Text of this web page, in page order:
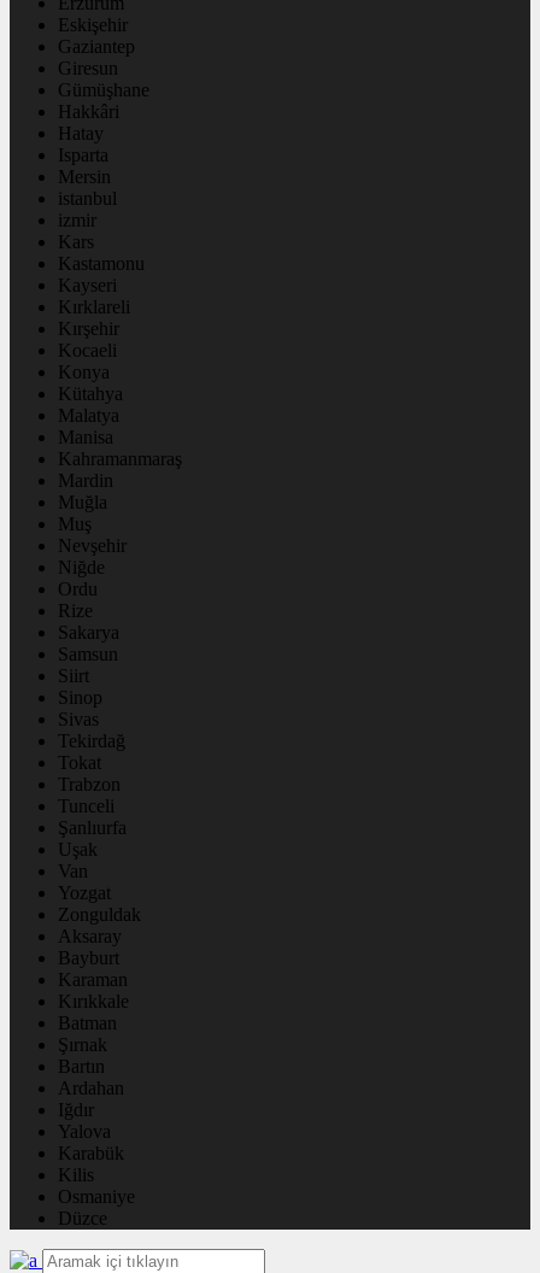
Eskişehir
Gaziantep
Giresun
Gümüşhane
Hakkâri
Hatay
Isparta
Mersin
istanbul
izmir
Kars
Kastamonu
Kayseri
Kırklareli
Kırşehir
Kocaeli
Konya
Kütahya
Malatya
Manisa
Kahramanmaraş
Mardin
Muğla
Muş
Nevşehir
Niğde
Ordu
Rize
Sakarya
Samsun
Siirt
Sinop
Sivas
Tekirdağ
Tokat
Trabzon
Tunceli
Şanlıurfa
Uşak
Van
Yozgat
Zonguldak
Aksaray
Bayburt
Karaman
Kırıkkale
Batman
Şırnak
Bartın
Ardahan
Iğdır
Yalova
Karabük
Kilis
Osmaniye
Düzce